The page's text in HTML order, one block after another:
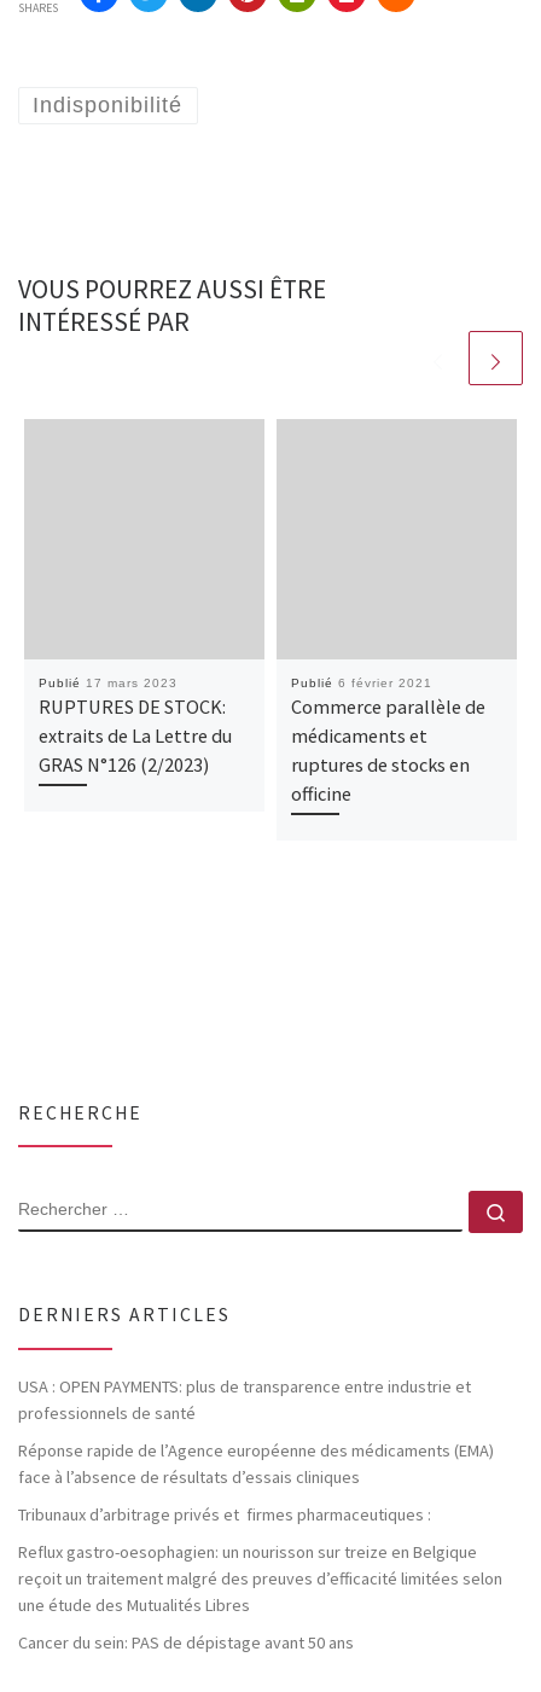
SHARES
Indisponibilité
VOUS POURREZ AUSSI ÊTRE
INTÉRESSÉ PAR
Publié 17 mars 2023
RUPTURES DE STOCK:
extraits de La Lettre du
GRAS N°126 (2/2023)
Publié 6 février 2021
Commerce parallèle de
médicaments et
ruptures de stocks en
officine
RECHERCHE
RECHERCHER
DERNIERS ARTICLES
USA : OPEN PAYMENTS: plus de transparence entre industrie et
professionnels de santé
Réponse rapide de l’Agence européenne des médicaments (EMA)
face à l’absence de résultats d’essais cliniques
Tribunaux d’arbitrage privés et firmes pharmaceutiques :
Reflux gastro-oesophagien: un nourisson sur treize en Belgique
reçoit un traitement malgré des preuves d’efficacité limitées selon
une étude des Mutualités Libres
Cancer du sein: PAS de dépistage avant 50 ans